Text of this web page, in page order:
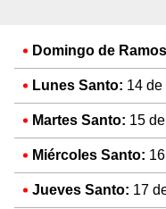
Domingo de
Lunes Santo: 14 de
Martes Santo: 15
Miércoles Santo:
Jueves Santo: 17